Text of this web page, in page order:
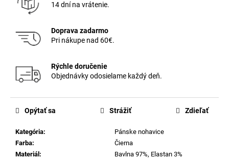
14 dní na vrátenie.
Doprava zadarmo
Pri nákupe nad 60€.
Rýchle doručenie
Objednávky odosielame každý deň.
Kategória:
Pánske nohavice
Farba:
Čierna
Materiál :
Bavlna 97%, Elastan 3%
Opýtať sa Strážiť Zdieľať